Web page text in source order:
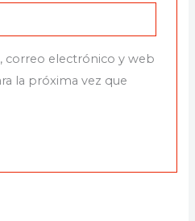
correo electrónico y web
la próxima vez que